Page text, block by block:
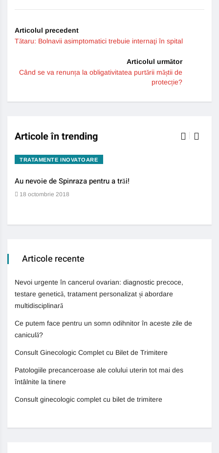
Articolul precedent
Tătaru: Bolnavii asimptomatici trebuie internaţi în spital
Articolul următor
Când se va renunța la obligativitatea purtării măștii de
protecție?
Articole în trending
TRATAMENTE INOVATOARE
Au nevoie de Spinraza pentru a trăi!
18 octombrie 2018
Articole recente
Nevoi urgente în cancerul ovarian: diagnostic precoce,
testare genetică, tratament personalizat și abordare
multidisciplinară
Ce putem face pentru un somn odihnitor în aceste zile de
caniculă?
Consult Ginecologic Complet cu Bilet de Trimitere
Patologiile precanceroase ale colului uterin tot mai des
întâlnite la tinere
Consult ginecologic complet cu bilet de trimitere